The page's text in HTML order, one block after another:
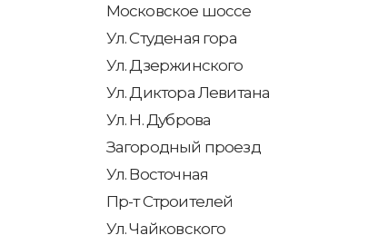
Московское шоссе
Ул. Студеная гора
Ул. Дзержинского
Ул. Диктора Левитана
Ул. Н. Дуброва
Загородный проезд
Ул. Восточная
Пр-т Строителей
Ул. Чайковского